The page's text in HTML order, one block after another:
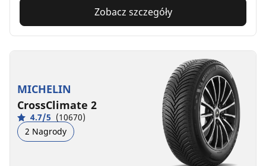
Zobacz szczegóły
MICHELIN
CrossClimate 2
4.7/5 (10670)
2 Nagrody